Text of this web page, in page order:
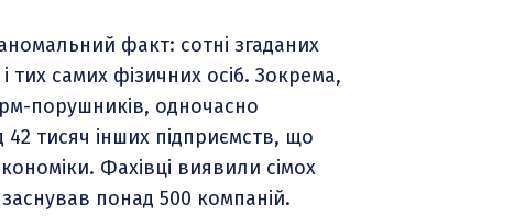
факт: сотні згаданих
самих фізичних осіб. Зокрема,
порушників, одночасно
42 тисяч інших підприємств, що
Фахівці виявили сімох
понад 500 компаній.